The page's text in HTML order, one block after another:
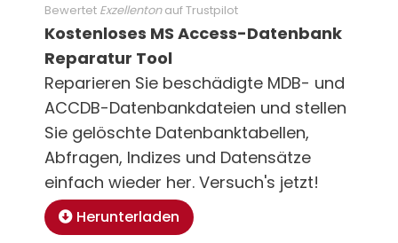
Bewertet ExzellentonaufTrustpilot
Kostenloses MS Access-Datenbank
Reparatur Tool
Reparieren Sie beschädigte MDB- und
ACCDB-Datenbankdateien und stellen
Sie gelöschte Datenbanktabellen,
Abfragen, Indizes und Datensätze
einfach wieder her. Versuch's jetzt!
Herunterladen